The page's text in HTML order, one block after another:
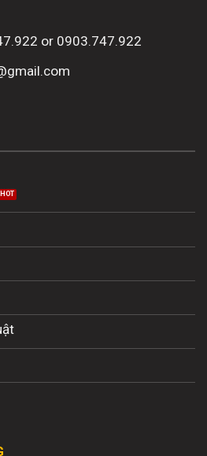
or 0903.747.922